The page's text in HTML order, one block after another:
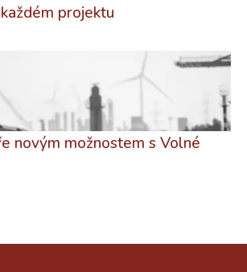
projektu
novým možnostem s Volné